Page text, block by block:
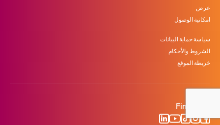
عرض
امكانية الوصول
سياسة حماية البيانات
الشروط والأحكام
خريطة الموقع
Find us on